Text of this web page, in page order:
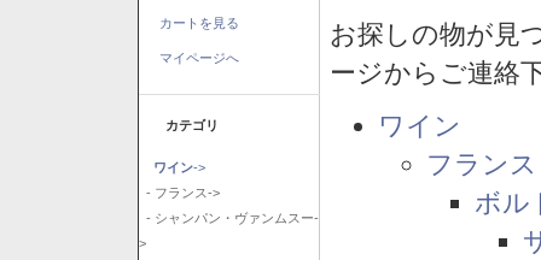
カートを見る
マイページへ
カテゴリ
ワイン->
- フランス->
- シャンパン・ヴァンムスー-
>
お探しの物が見
ージからご連絡
ワイン
フランス
ボル